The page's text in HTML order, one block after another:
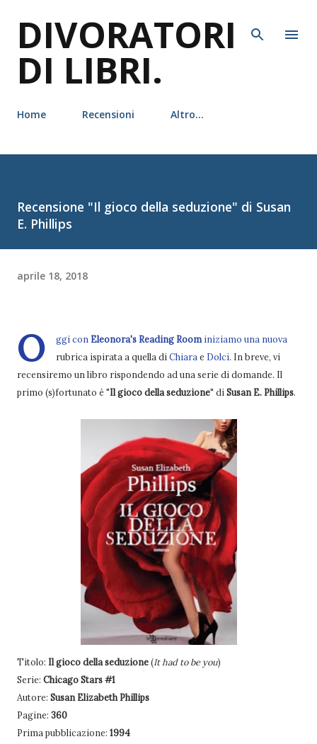
DIVORATORI
DI LIBRI.
Home Recensioni Altro…
Recensione "Il gioco della seduzione" di Susan
E. Phillips
aprile 18, 2018
O ggi con Eleonora's Reading Room iniziamo una nuova
rubrica ispirata a quella di Chiara e Dolci. In breve, vi
recensiremo un libro rispondendo ad una serie di domande. Il
primo (s)fortunato è "Il gioco della seduzione" di Susan E. Phillips.
Titolo: Il gioco della seduzione(It had to be you)
Serie: Chicago Stars #1
Autore: Susan Elizabeth Phillips
Pagine: 360
Prima pubblicazione: 1994